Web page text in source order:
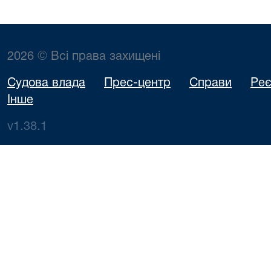
2026 © Всі права захищені
Судова влада Прес-центр Справи
Інше
v1.38.1